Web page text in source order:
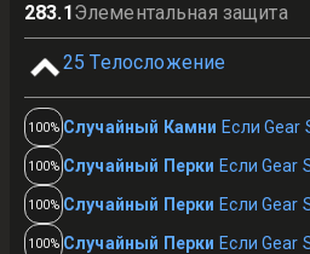
283.1Элементальная защита
25 Телосложение
100% Случайный Камни Если Gear
100% Случайный Перки Если Gear
100% Случайный Перки Если Gear
100% Случайный Перки Если Gear